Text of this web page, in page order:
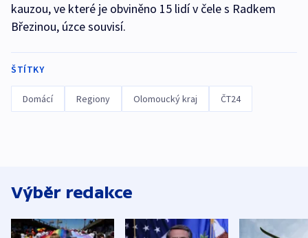
kauzou, ve které je obviněno 15 lidí v čele s Radkem
Březinou, úzce souvisí.
ŠTÍTKY
Domácí Regiony Olomoucký kraj ČT24
Výběr redakce